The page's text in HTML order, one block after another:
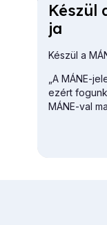
Ké­szül
ja
Készül a
„A MÁNE-
ezért
MÁNE-val